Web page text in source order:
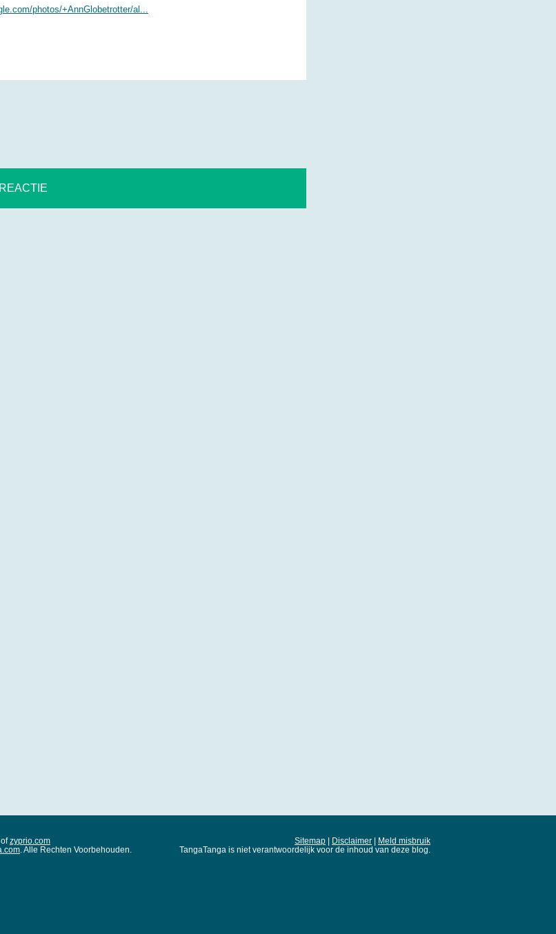
photos/+AnnGlobetrotter/al...
ofzyprio.com
. Alle Rechten Voorbehouden.
Sitemap | Disclaimer | Meld misbruik
TangaTanga is niet verantwoordelijk voor de inhoud van deze blog.